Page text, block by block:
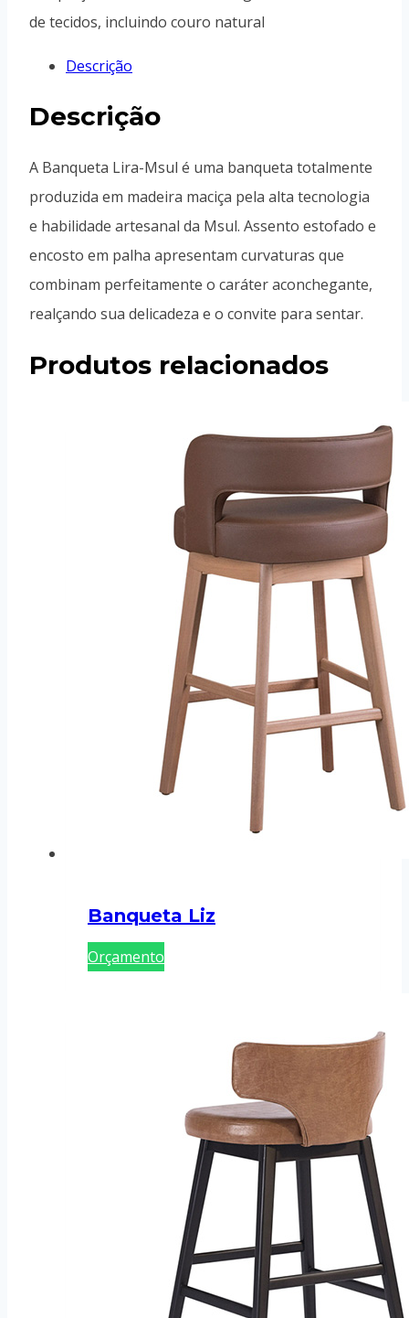
de tecidos, incluindo couro natural
Descrição
Descrição
A Banqueta Lira-Msul é uma banqueta totalmente
produzida em madeira maciça pela alta tecnologia
e habilidade artesanal da Msul. Assento estofado e
encosto em palha apresentam curvaturas que
combinam perfeitamente o caráter aconchegante,
realçando sua delicadeza e o convite para sentar.
Produtos relacionados
Banqueta Liz
Orçamento